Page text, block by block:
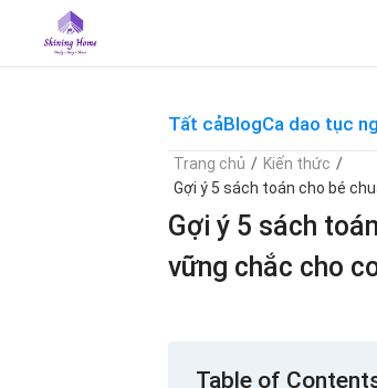
content
Tất cảBlogCa dao tục
Trang chủ / Kiến thức /
Gợi ý 5 sách toán cho bé
Gợi ý 5 sách
vững chắc cho
Table of